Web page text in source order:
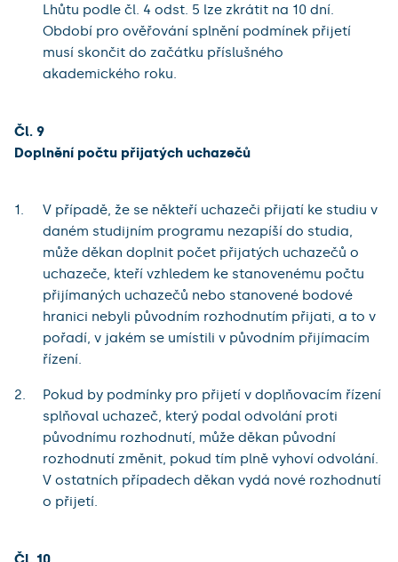
Lhůtu podle čl. 4 odst. 5 lze zkrátit na 10 dní.
Období pro ověřování splnění podmínek přijetí
musí skončit do začátku příslušného
akademického roku.
Čl. 9
Doplnění počtu přijatých uchazečů
V případě, že se někteří uchazeči přijatí ke studiu v
daném studijním programu nezapíší do studia,
může děkan doplnit počet přijatých uchazečů o
uchazeče, kteří vzhledem ke stanovenému počtu
přijímaných uchazečů nebo stanovené bodové
hranici nebyli původním rozhodnutím přijati, a to v
pořadí, v jakém se umístili v původním přijímacím
řízení.
Pokud by podmínky pro přijetí v doplňovacím řízení
splňoval uchazeč, který podal odvolání proti
původnímu rozhodnutí, může děkan původní
rozhodnutí změnit, pokud tím plně vyhoví odvolání.
V ostatních případech děkan vydá nové rozhodnutí
o přijetí.